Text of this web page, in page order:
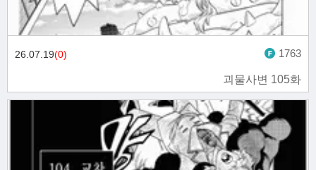
괴물사변 105화
26.07.19(0) 1763